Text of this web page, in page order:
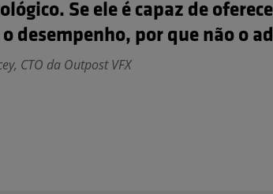
Se ele é capaz de
desempenho, por que não o
CTO da Outpost VFX